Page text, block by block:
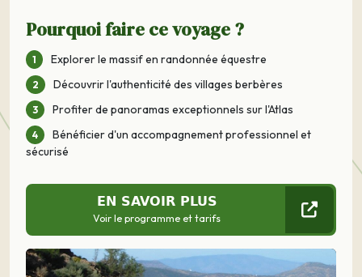
Pourquoi faire ce voyage ?
Explorer le massif en randonnée équestre
Découvrir l'authenticité des villages berbères
Profiter de panoramas exceptionnels sur l'Atlas
Bénéficier d'un accompagnement professionnel et
sécurisé
EN SAVOIR PLUS
Voir le programme et tarifs